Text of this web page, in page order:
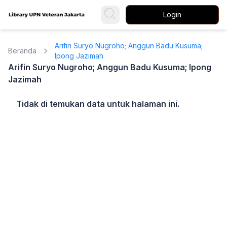
Login
Beranda
Arifin Suryo Nugroho; Anggun Badu Kusuma;
Ipong Jazimah
Arifin Suryo Nugroho; Anggun Badu Kusuma; Ipong
Jazimah
Tidak di temukan data untuk halaman ini.